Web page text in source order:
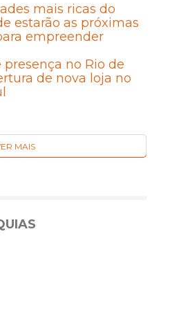
mais ricas do
estarão as próximas
empreender
no Rio de
de nova loja no
MAIS